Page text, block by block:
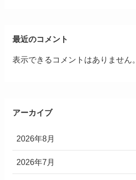
最近のコメント
表示できるコメントはありません。
アーカイブ
2026年8月
2026年7月